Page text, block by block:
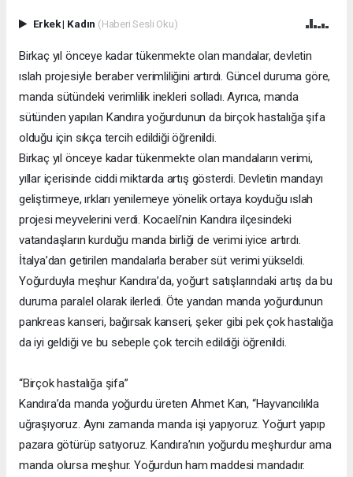
Erkek| Kadın (Haberi Sesli Oku)
Birkaç yıl önceye kadar tükenmekte olan mandalar, devletin
ıslah projesiyle beraber verimliliğini artırdı. Güncel duruma göre,
manda sütündeki verimlilik inekleri solladı. Ayrıca, manda
sütünden yapılan Kandıra yoğurdunun da birçok hastalığa şifa
olduğu için sıkça tercih edildiği öğrenildi.
Birkaç yıl önceye kadar tükenmekte olan mandaların verimi,
yıllar içerisinde ciddi miktarda artış gösterdi. Devletin mandayı
geliştirmeye, ırkları yenilemeye yönelik ortaya koyduğu ıslah
projesi meyvelerini verdi. Kocaeli’nin Kandıra ilçesindeki
vatandaşların kurduğu manda birliği de verimi iyice artırdı.
İtalya’dan getirilen mandalarla beraber süt verimi yükseldi.
Yoğurduyla meşhur Kandıra’da, yoğurt satışlarındaki artış da bu
duruma paralel olarak ilerledi. Öte yandan manda yoğurdunun
pankreas kanseri, bağırsak kanseri, şeker gibi pek çok hastalığa
da iyi geldiği ve bu sebeple çok tercih edildiği öğrenildi.
“Birçok hastalığa şifa”
Kandıra’da manda yoğurdu üreten Ahmet Kan, “Hayvancılıkla
uğraşıyoruz. Aynı zamanda manda işi yapıyoruz. Yoğurt yapıp
pazara götürüp satıyoruz. Kandıra’nın yoğurdu meşhurdur ama
manda olursa meşhur. Yoğurdun ham maddesi mandadır.